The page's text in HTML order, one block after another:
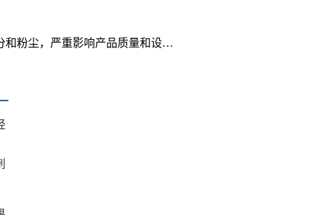
和粉尘，严重影响产品质量和设…